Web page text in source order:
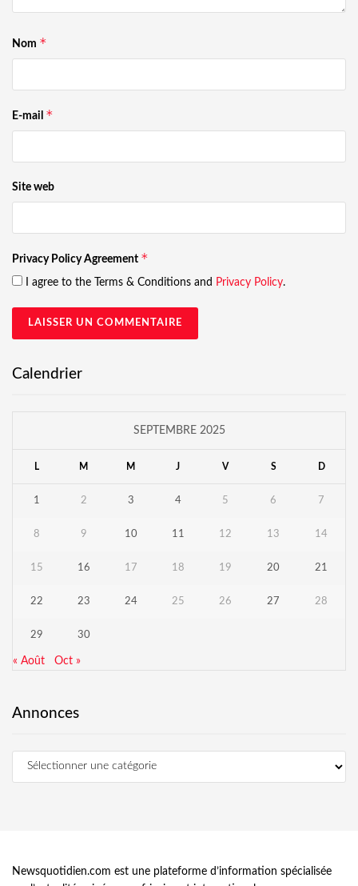
Nom *
E-mail *
Site web
Privacy Policy Agreement *
I agree to the Terms & Conditions and Privacy Policy.
Calendrier
SEPTEMBRE 2025
L M M J V S D
1 2 3 4 5 6 7
8 9 10 11 12 13 14
15 16 17 18 19 20 21
22 23 24 25 26 27 28
29 30
« Août Oct »
Annonces
Newsquotidien.com est une plateforme d’information spécialisée